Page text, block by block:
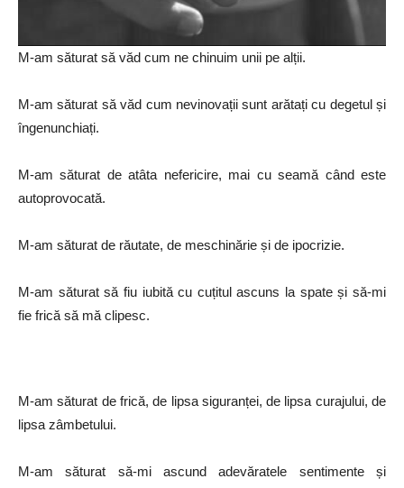
M-am săturat să văd cum ne chinuim unii pe alții.
M-am săturat să văd cum nevinovații sunt arătați cu degetul și
îngenunchiați.
M-am săturat de atâta nefericire, mai cu seamă când este
autoprovocată.
M-am săturat de răutate, de meschinărie și de ipocrizie.
M-am săturat să fiu iubită cu cuțitul ascuns la spate și să-mi
fie frică să mă clipesc.
M-am săturat de frică, de lipsa siguranței, de lipsa curajului, de
lipsa zâmbetului.
M-am săturat să-mi ascund adevăratele sentimente și